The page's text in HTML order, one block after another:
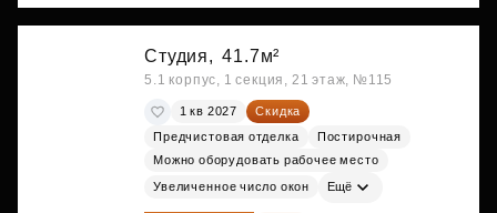
Студия, 41.7м²
5.1 корпус, 1 секция, 21 этаж, №115
1 кв 2027
Скидка
Предчистовая отделка
Постирочная
Можно оборудовать рабочее место
Увеличенное число окон Ещё